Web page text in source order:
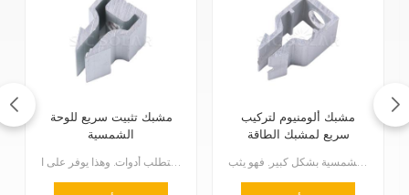
مشبك تثبيت سريع للوحة
الشمسية
مشبك تثبيت سريع للوحة الشمسية يجعل هذا الإعداد أسرع وأسهل بكثير لأنه لا يتطلب أدوات. وهذا يوفر على ا...
مشبك ألومنيوم لتركيب
سريع لمشبك الطاقة
مشبك ألومنيوم لتركيب سريع: يسهّل مشبك الألواح الشمسية عملية تركيب الألواح الشمسية بشكل كبير. فهو يثب...